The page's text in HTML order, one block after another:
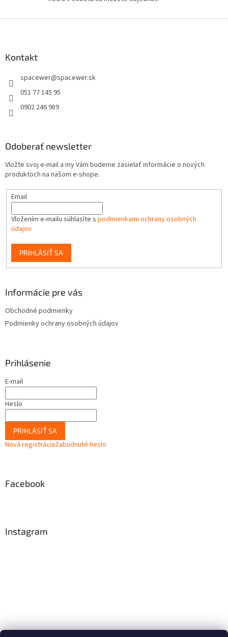
e
Kontakt
spacewer@spacewer.sk
051 77 145 95
0902 246 989
Odoberať newsletter
Vložte svoj e-mail a my Vám budeme zasielať informácie o nových
produktoch na našom e-shope.
Email
Vložením e-mailu súhlasíte s podmienkami ochrany osobných
údajov
PRIHLÁSIŤ SA
Informácie pre vás
Obchodné podmienky
Podmienky ochrany osobných údajov
Prihlásenie
E-mail
Heslo
PRIHLÁSIŤ SA
Nová registráciaZabudnuté heslo
Facebook
Instagram